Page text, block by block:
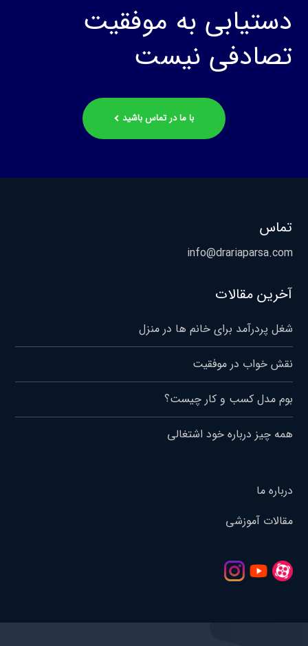
دستیابی به موفقیت
تصادفی نیست
با ما در تماس باشید
تماس
info@drariaparsa.com
آخرین مقالات
شغل پردرآمد برای خانم ها در منزل
نقش خواب در موفقیت
بوم مدل کسب و کار چیست؟
همه چیز درباره خود اشتغالی
درباره ما
مقالات آموزشی